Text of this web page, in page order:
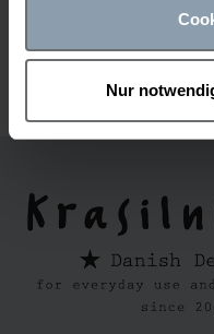
Nur 1